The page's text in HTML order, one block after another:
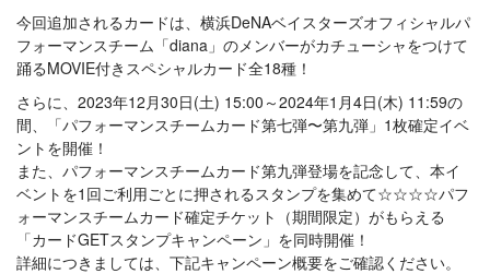
今回追加されるカードは、横浜DeNAベイスターズオフィシャルパ
フォーマンスチーム「diana」のメンバーがカチューシャをつけて
踊るMOVIE付きスペシャルカード全18種！
さらに、2023年12月30日(土) 15:00～2024年1月4日(木) 11:59の
間、「パフォーマンスチームカード第七弾〜第九弾」1枚確定イベ
ントを開催！
また、パフォーマンスチームカード第九弾登場を記念して、本イ
ベントを1回ご利用ごとに押されるスタンプを集めて☆☆☆☆パフ
ォーマンスチームカード確定チケット（期間限定）がもらえる
「カードGETスタンプキャンペーン」を同時開催！
詳細につきましては、下記キャンペーン概要をご確認ください。